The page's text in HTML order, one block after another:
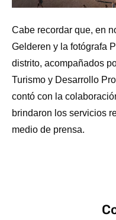
Cabe recordar que, en
Gelderen y la fotógrafa
distrito, acompañados
Turismo y Desarrollo
contó con la
brindaron los servicios
medio de prensa.